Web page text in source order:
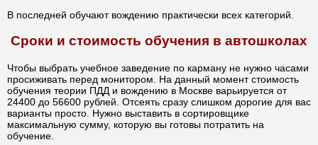
В последней обучают вождению практически всех категорий.
Сроки и стоимость обучения в автошколах
Чтобы выбрать учебное заведение по карману не нужно часами
просиживать перед монитором. На данный момент стоимость
обучения теории ПДД и вождению в Москве варьируется от
24400 до 56600 рублей. Отсеять сразу слишком дорогие для вас
варианты просто. Нужно выставить в сортировщике
максимальную сумму, которую вы готовы потратить на
обучение.